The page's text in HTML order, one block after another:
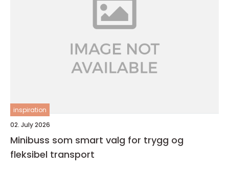
inspiration
02. July 2026
Minibuss som smart valg for trygg og
fleksibel transport